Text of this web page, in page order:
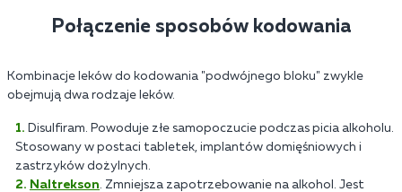
Połączenie sposobów kodowania
Kombinacje leków do kodowania "podwójnego bloku" zwykle
obejmują dwa rodzaje leków.
Disulfiram. Powoduje złe samopoczucie podczas picia alkoholu.
Stosowany w postaci tabletek, implantów domięśniowych i
zastrzyków dożylnych.
Naltrekson. Zmniejsza zapotrzebowanie na alkohol. Jest